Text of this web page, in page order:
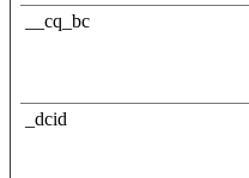
__cq_bc
_dcid